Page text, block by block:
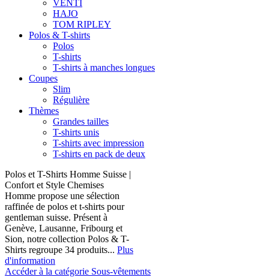
VENTI
HAJO
TOM RIPLEY
Polos & T-shirts
Polos
T-shirts
T-shirts à manches longues
Coupes
Slim
Régulière
Thèmes
Grandes tailles
T-shirts unis
T-shirts avec impression
T-shirts en pack de deux
Polos et T-Shirts Homme Suisse |
Confort et Style Chemises
Homme propose une sélection
raffinée de polos et t-shirts pour
gentleman suisse. Présent à
Genève, Lausanne, Fribourg et
Sion, notre collection Polos & T-
Shirts regroupe 34 produits... Plus
d'information
Accéder à la catégorie Sous-vêtements